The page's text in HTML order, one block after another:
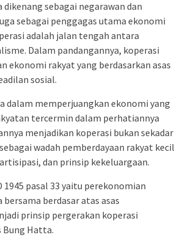
sebagai negarawan dan
sebagai penggagas utama ekonomi
adalah jalan tengah antara
Dalam pandangannya, koperasi
ekonomi rakyat yang berdasarkan asas
sosial.
dalam memperjuangkan ekonomi yang
tercermin dalam perhatiannya
menjadikan koperasi bukan sekadar
wadah pemberdayaan rakyat kecil
dan prinsip kekeluargaan.
1945 pasal 33 yaitu perekonomian
bersama berdasar atas asas
prinsip pergerakan koperasi
Bung Hatta.